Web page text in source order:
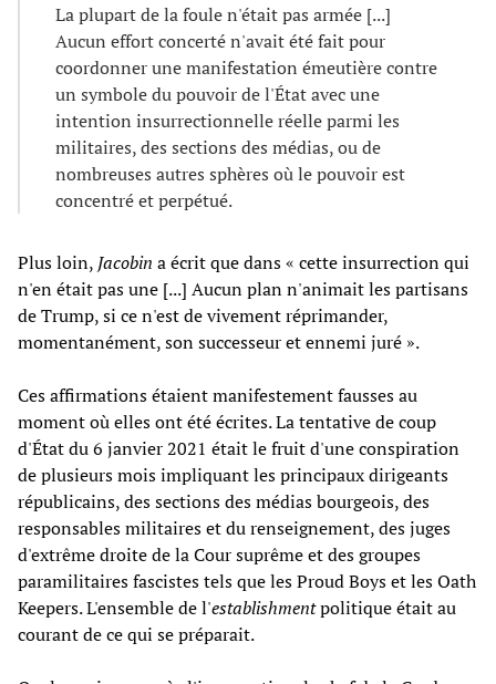
La plupart de la foule n'était pas armée [...]
Aucun effort concerté n'avait été fait pour
coordonner une manifestation émeutière contre
un symbole du pouvoir de l'État avec une
intention insurrectionnelle réelle parmi les
militaires, des sections des médias, ou de
nombreuses autres sphères où le pouvoir est
concentré et perpétué.
Plus loin, Jacobin a écrit que dans « cette insurrection qui
n'en était pas une [...] Aucun plan n'animait les partisans
de Trump, si ce n'est de vivement réprimander,
momentanément, son successeur et ennemi juré ».
Ces affirmations étaient manifestement fausses au
moment où elles ont été écrites. La tentative de coup
d'État du 6 janvier 2021 était le fruit d'une conspiration
de plusieurs mois impliquant les principaux dirigeants
républicains, des sections des médias bourgeois, des
responsables militaires et du renseignement, des juges
d'extrême droite de la Cour suprême et des groupes
paramilitaires fascistes tels que les Proud Boys et les Oath
Keepers. L'ensemble de l'establishmentpolitique était au
courant de ce qui se préparait.